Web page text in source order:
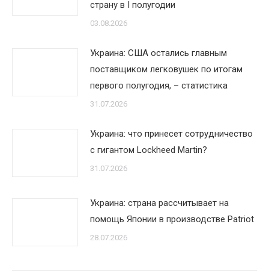
страну в I полугодии
03.08.2026
Украина: США остались главным
поставщиком легковушек по итогам
первого полугодия, – статистика
31.07.2026
Украина: что принесет сотрудничество
с гигантом Lockheed Martin?
31.07.2026
Украина: страна рассчитывает на
помощь Японии в производстве Patriot
28.07.2026